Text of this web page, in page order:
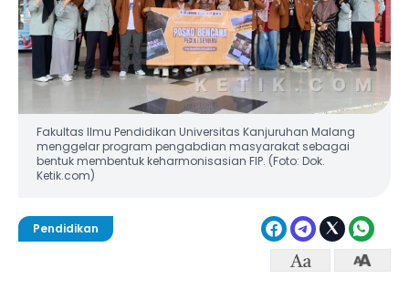
Fakultas Ilmu Pendidikan Universitas Kanjuruhan Malang
menggelar program pengabdian masyarakat sebagai
bentuk membentuk keharmonisasian FIP. (Foto: Dok.
Ketik.com)
Pendidikan